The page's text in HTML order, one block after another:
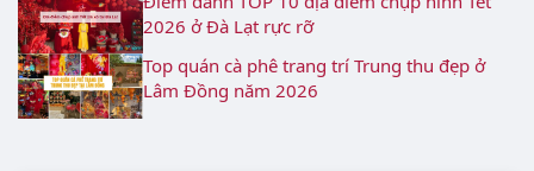
2026 ở Đà Lạt rực rỡ
Top quán cà phê trang trí Trung thu đẹp ở
Lâm Đồng năm 2026